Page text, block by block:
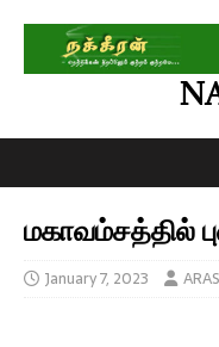
மகாவம்சத்தில்
January 7, 2023